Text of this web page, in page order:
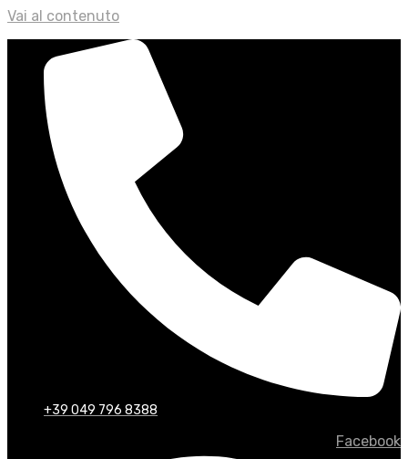
Vai al contenuto
+39 049 796 8388
Facebook